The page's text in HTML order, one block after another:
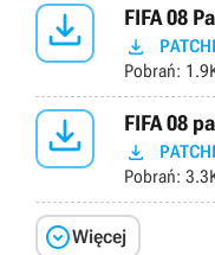
 FIFA 08

Pobrań:
 FIFA 08

Pobrań:
Więcej